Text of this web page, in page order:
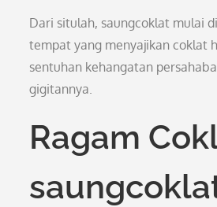
Dari situlah, saungcoklat mulai
tempat yang menyajikan coklat
sentuhan kehangatan
gigitannya.
Ragam